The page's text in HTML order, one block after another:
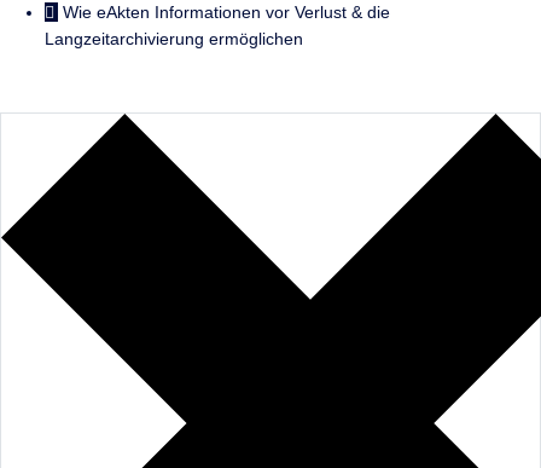
Wie eAkten Informationen vor Verlust & die
Langzeitarchivierung ermöglichen